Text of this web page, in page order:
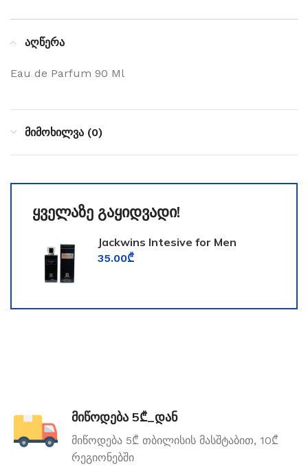
აღწერა
Eau de Parfum 90 Ml
მიმოხილვა (0)
ყველაზე გაყიდვადი!
Jackwins Intesive for Men
35.00₾
მიწოდება 5₾_დან
მიწოდება 5₾ თბილისის მასშტაბით, 10₾
რეგიონებში